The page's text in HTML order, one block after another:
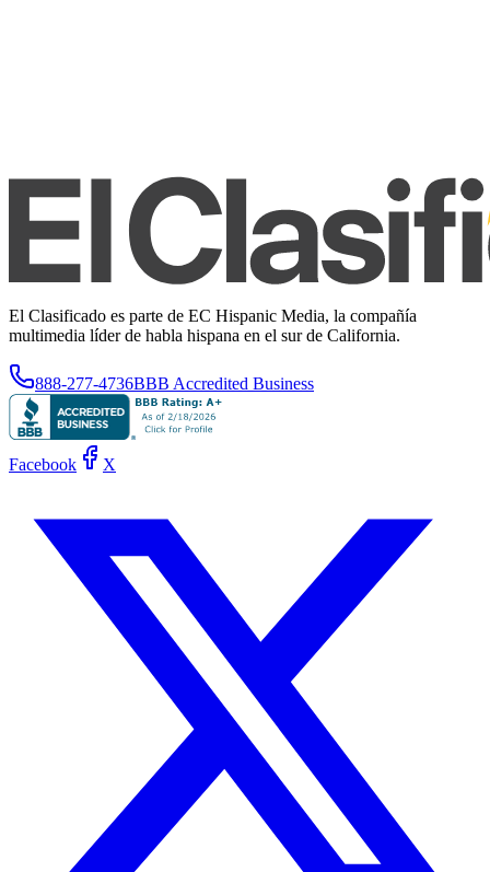
El Clasificado es parte de EC Hispanic Media, la compañía
multimedia líder de habla hispana en el sur de California.
888-277-4736BBB Accredited Business
Facebook X